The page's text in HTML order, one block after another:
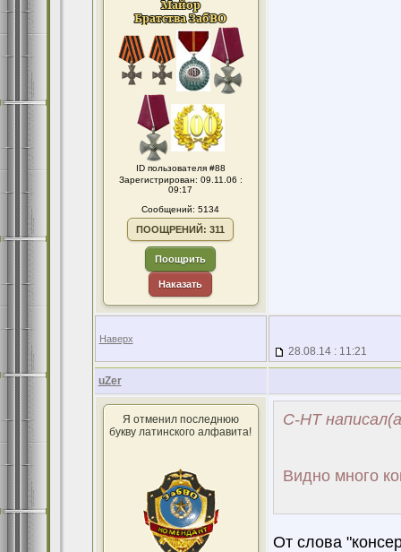
ID пользователя #88
Зарегистрирован: 09.11.06 :
09:17
Сообщений: 5134
ПООЩРЕНИЙ: 311
Поощрить
Наказать
Наверх
28.08.14 : 11:21
uZer
Я отменил последнюю
букву латинского алфавита!
С-НТ
Видно много
От слова